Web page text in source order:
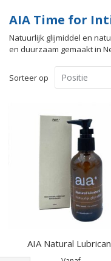
AIA Time for
Natuurlijk glijmiddel en
en duurzaam gemaakt in
Sorteer op
AIA Natural